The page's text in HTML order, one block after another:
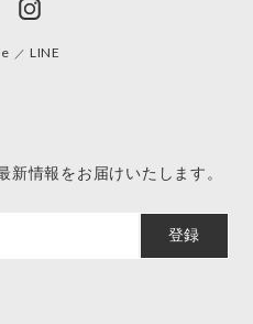
LINE
情報をお届けいたします。
登録